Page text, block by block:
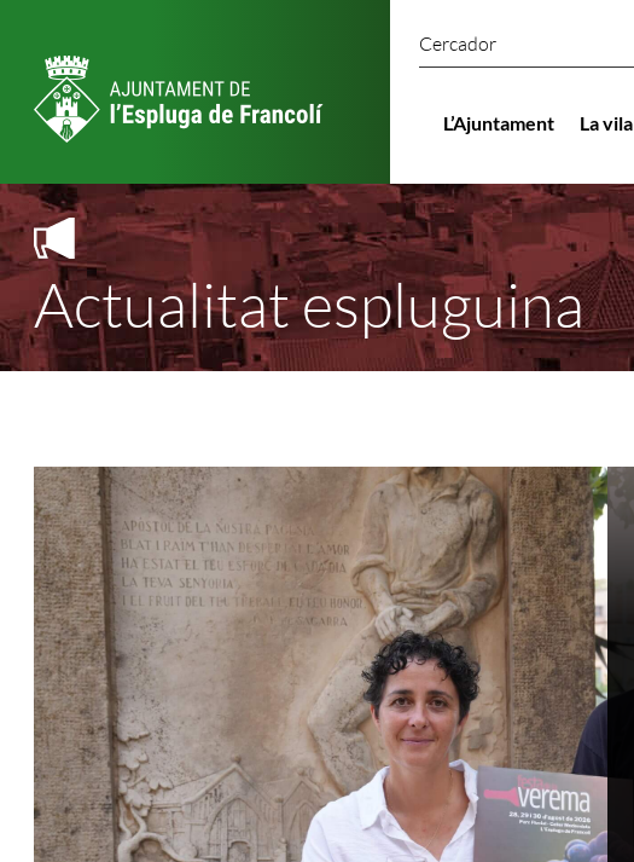
Cercador
L’Ajuntament La vila
Actualitat espluguina